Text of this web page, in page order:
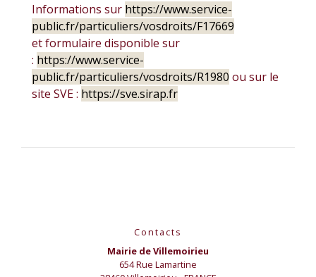
Informations sur https://www.service-
public.fr/particuliers/vosdroits/F17669
et formulaire disponible sur
: https://www.service-
public.fr/particuliers/vosdroits/R1980 ou sur le
site SVE : https://sve.sirap.fr
Contacts
Mairie de Villemoirieu
654 Rue Lamartine